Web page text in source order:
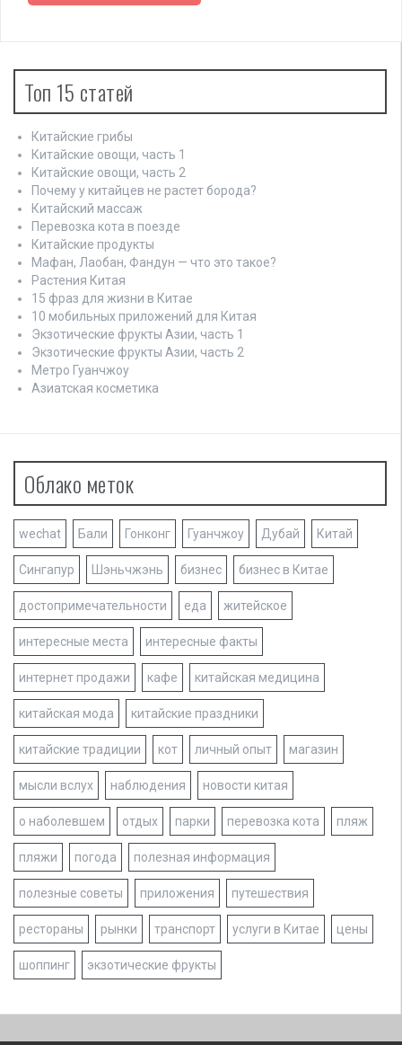
г
а
ц
и
я
п
о
з
а
п
и
м
Топ 15 статей
Китайские грибы
Китайские овощи, часть 1
Китайские овощи, часть 2
Почему у китайцев не растет борода?
Китайский массаж
Перевозка кота в поезде
Китайские продукты
Мафан, Лаобан, Фандун — что это такое?
Растения Китая
15 фраз для жизни в Китае
10 мобильных приложений для Китая
Экзотические фрукты Азии, часть 1
Экзотические фрукты Азии, часть 2
Метро Гуанчжоу
Азиатская косметика
Облако меток
wechat Бали Гонконг Гуанчжоу Дубай Китай
Сингапур Шэньчжэнь бизнес бизнес в Китае
достопримечательности еда житейское
интересные места интересные факты
интернет продажи кафе китайская медицина
китайская мода китайские праздники
китайские традиции кот личный опыт магазин
мысли вслух наблюдения новости китая
о наболевшем отдых парки перевозка кота пляж
пляжи погода полезная информация
полезные советы приложения путешествия
рестораны рынки транспорт услуги в Китае цены
шоппинг экзотические фрукты